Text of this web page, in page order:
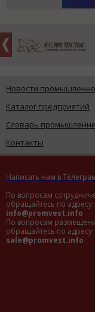
Новости
Каталог предприятий
Словарь
Контакты
Написать нам в
По вопросам
обращайтесь по адресу:
info@promvest.info
По вопросам
обращайтесь по адресу:
sale@promvest.info